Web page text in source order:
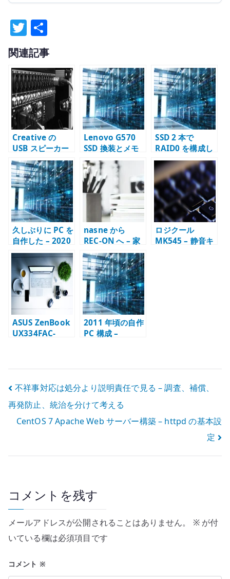
T
w
it
te
r
有
関連記事
Creative の
USB スピーカー
– 低価格でも使い
やすい PC スピー
カー
Lenovo G570
SSD 換装とメモ
リ増強 – 古いノ
ート PC を延命し
た記録
SSD 2 本で
RAID0 を構成し
た記録 – 自宅サ
ーバーのストレ
ージ実験
久しぶりに PC を
自作した – 2020
年のパーツ構成
を振り返る
nasne から
REC-ON へ – 家
庭内録画環境を
移行した記録
ロジクール
MK545 – 静音キ
ASUS ZenBook
UX334FAC-
2011 年頃の自作
PC 構成 –
投
稿
ナ
ビ
ー
シ
ョ
ン
不祥事対応は処分より説明責任で見る – 調査、補償、
再発防止、統治を分けて考える
CentOS 7 Apache Web サーバー構築 – httpd の基本設
定
コメントを残す
メールアドレスが公開されることはありません。 ※が付
いている欄は必須項目です
コメント ※